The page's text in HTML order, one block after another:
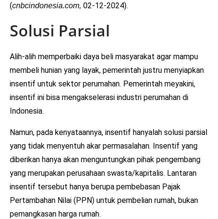
(cnbcindonesia.com, 02-12-2024).
Solusi Parsial
Alih-alih memperbaiki daya beli masyarakat agar mampu
membeli hunian yang layak, pemerintah justru menyiapkan
insentif untuk sektor perumahan. Pemerintah meyakini,
insentif ini bisa mengakselerasi industri perumahan di
Indonesia.
Namun, pada kenyataannya, insentif hanyalah solusi parsial
yang tidak menyentuh akar permasalahan. Insentif yang
diberikan hanya akan menguntungkan pihak pengembang
yang merupakan perusahaan swasta/kapitalis. Lantaran
insentif tersebut hanya berupa pembebasan Pajak
Pertambahan Nilai (PPN) untuk pembelian rumah, bukan
pemangkasan harga rumah.